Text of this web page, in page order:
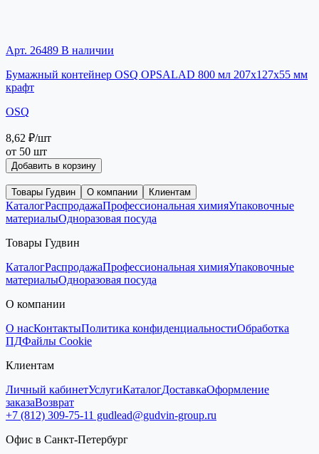
Арт. 26489 В наличии
Бумажный контейнер OSQ OPSALAD 800 мл 207x127x55 мм
крафт
OSQ
8,62 ₽/шт
от 50 шт
Добавить в корзину
Товары Гудвин О компании Клиентам
КаталогРаспродажаПрофессиональная химияУпаковочные
материалыОдноразовая посуда
Товары Гудвин
КаталогРаспродажаПрофессиональная химияУпаковочные
материалыОдноразовая посуда
О компании
О насКонтактыПолитика конфиденциальностиОбработка
ПДФайлы Cookie
Клиентам
Личный кабинетУслугиКаталогДоставкаОформление
заказаВозврат
+7 (812) 309-75-11 gudlead@gudvin-group.ru
Офис в Санкт-Петербург